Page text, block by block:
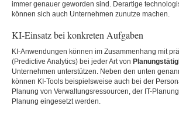
immer genauer geworden sind. Derartige
können sich auch Unternehmen zunutze machen.
KI-Einsatz bei konkreten Aufgaben
KI-Anwendungen können im Zusammenhang mit
(Predictive Analytics) bei jeder Art von
Unternehmen unterstützen. Neben den unten
können KI-Tools beispielsweise auch bei der
Planung von Verwaltungsressourcen, der IT-
Planung eingesetzt werden.